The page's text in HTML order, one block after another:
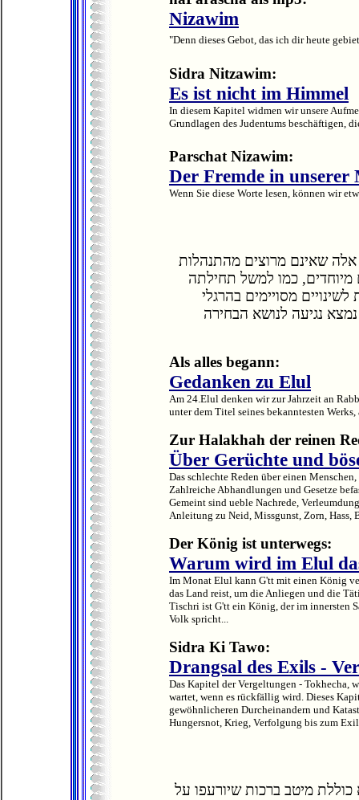
Nizawim
"Denn dieses Gebot, das ich dir heute
Sidra Nitzawim:
Es ist nicht im Himmel
In diesem Kapitel widmen wir unsere
Grundlagen des Judentums beschäftigen,
Parschat Nizawim:
Der Fremde in unserer
Wenn Sie diese Worte lesen, können wir
אלה שאינם מרוצים מהתנהלות
מיוחדים, כמו למשל תחילתה
מסויימים בהרגלי
נגיעה לנושא הבחירה
Als alles begann:
Gedanken zu Elul
Am 24.Elul denken wir zur Jahrzeit an
unter dem Titel seines bekanntesten
Zur Halakhah der reinen
Über Gerüchte und
Das schlechte Reden über einen
Zahlreiche Abhandlungen und Gesetze
Gemeint sind ueble Nachrede,
Anleitung zu Neid, Missgunst, Zorn, Hass,
Der König ist unterwegs:
Warum wird im Elul
Im Monat Elul kann G'tt mit einen König
das Land reist, um die Anliegen und die
Tischri ist G'tt ein König, der im innersten
Volk spricht...
Sidra Ki Tawo:
Drangsal des Exils -
Das Kapitel der Vergeltungen - Tokhecha,
wartet, wenn es rückfällig wird. Dieses
gewöhnlicheren Durcheinandern und
Hungersnot, Krieg, Verfolgung bis zum
מיטב ברכות שיורעפו על